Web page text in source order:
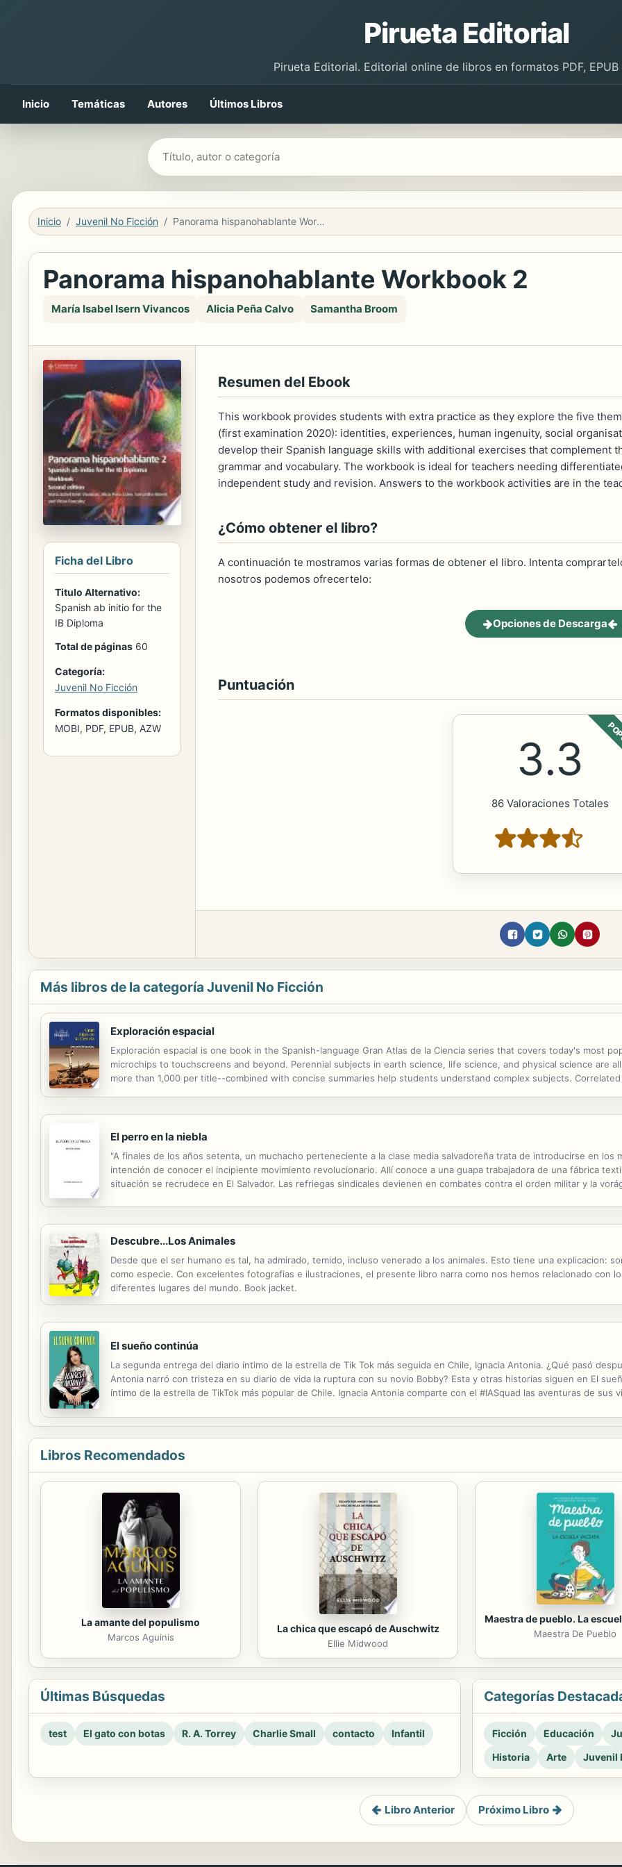
Pirueta Editorial
Pirueta Editorial. Editorial online de libros en formatos PDF, EPUB
Inicio Temáticas Autores Últimos Libros
Buscar libros
Inicio Juvenil No Ficción Panorama hispanohablante Workbook 2
Panorama hispanohablante Workbook 2
María Isabel Isern Vivancos Alicia Peña Calvo Samantha Broom
Ficha del Libro
Titulo Alternativo:
Spanish ab initio for the
IB Diploma
Total de páginas 60
Categoría:
Juvenil No Ficción
Formatos disponibles:
MOBI, PDF, EPUB, AZW
Resumen del Ebook
This workbook provides students with extra practice as they explore the five
(first examination 2020): identities, experiences, human ingenuity, social
develop their Spanish language skills with additional exercises that complement
grammar and vocabulary. The workbook is ideal for teachers needing
independent study and revision. Answers to the workbook activities are in the
¿Cómo obtener el libro?
A continuación te mostramos varias formas de obtener el libro. Intenta
nosotros podemos ofrecertelo:
Opciones de Descarga
Puntuación
3.3
86 Valoraciones Totales
Más libros de la categoría Juvenil No Ficción
Exploración espacial
Exploración espacial is one book in the Spanish-language Gran Atlas de la Ciencia series that covers today's most
microchips to touchscreens and beyond. Perennial subjects in earth science, life science, and physical science are
more than 1,000 per title--combined with concise summaries help students understand complex subjects.
El perro en la niebla
"A finales de los años setenta, un muchacho perteneciente a la clase media salvadoreña trata de introducirse en los
intención de conocer el incipiente movimiento revolucionario. Allí conoce a una guapa trabajadora de una fábrica
situación se recrudece en El Salvador. Las refriegas sindicales devienen en combates contra el orden militar y la
Descubre...Los Animales
Desde que el ser humano es tal, ha admirado, temido, incluso venerado a los animales. Esto tiene una explicacion:
como especie. Con excelentes fotografias e ilustraciones, el presente libro narra como nos hemos relacionado con
diferentes lugares del mundo. Book jacket.
El sueño continúa
La segunda entrega del diario íntimo de la estrella de Tik Tok más seguida en Chile, Ignacia Antonia. ¿Qué pasó
Antonia narró con tristeza en su diario de vida la ruptura con su novio Bobby? Esta y otras historias siguen en El
íntimo de la estrella de TikTok más popular de Chile. Ignacia Antonia comparte con el #IASquad las aventuras de sus
Libros Recomendados
La amante del populismo
Marcos Aguinis
La chica que escapó de Auschwitz
Ellie Midwood
Maestra de pueblo. La
Maestra De Pueblo
Últimas Búsquedas
test El gato con botas R. A. Torrey Charlie Small contacto Infantil
Categorías
Ficción Educación
Historia
Arte Juvenil
Libro Anterior Próximo Libro